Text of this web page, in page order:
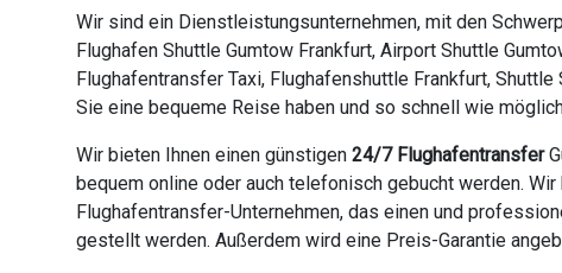
Wir sind ein Dienstleistungsunternehmen, mit den
Flughafen Shuttle Gumtow Frankfurt, Airport Shuttle
Flughafentransfer Taxi, Flughafenshuttle Frankfurt,
Sie eine bequeme Reise haben und so schnell wie
Wir bieten Ihnen einen günstigen 24/7 Flughafentransfer
bequem online oder auch telefonisch gebucht werden.
Flughafentransfer-Unternehmen, das einen und
gestellt werden. Außerdem wird eine Preis-Garantie